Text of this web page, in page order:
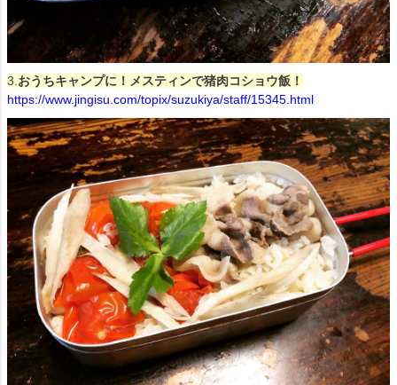
3. おうちキャンプに！メスティンで猪肉コショウ飯！
https://www.jingisu.com/topix/suzukiya/staff/15345.html